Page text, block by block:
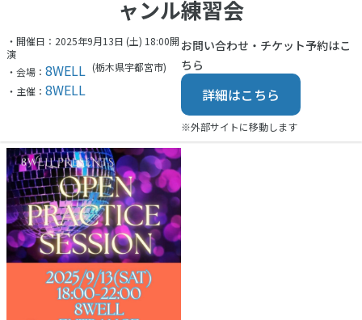
ャンル練習会
・開催日：2025年9月13日 (土) 18:00開
演
・会場： 8WELL (栃木県宇都宮市)
・主催： 8WELL
お問い合わせ・チケット予約はこ
ちら
詳細はこちら
※外部サイトに移動します